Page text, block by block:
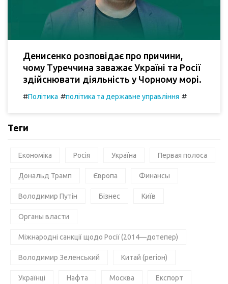
Денисенко розповідає про причини,
чому Туреччина заважає Україні та Росії
здійснювати діяльність у Чорному морі.
#Політика #політика та державне управління #
Теги
Економіка Росія Україна Первая полоса
Дональд Трамп Європа Финансы
Володимир Путін Бізнес Київ
Органы власти
Міжнародні санкції щодо Росії (2014—дотепер)
Володимир Зеленський Китай (регіон)
Українці Нафта Москва Експорт